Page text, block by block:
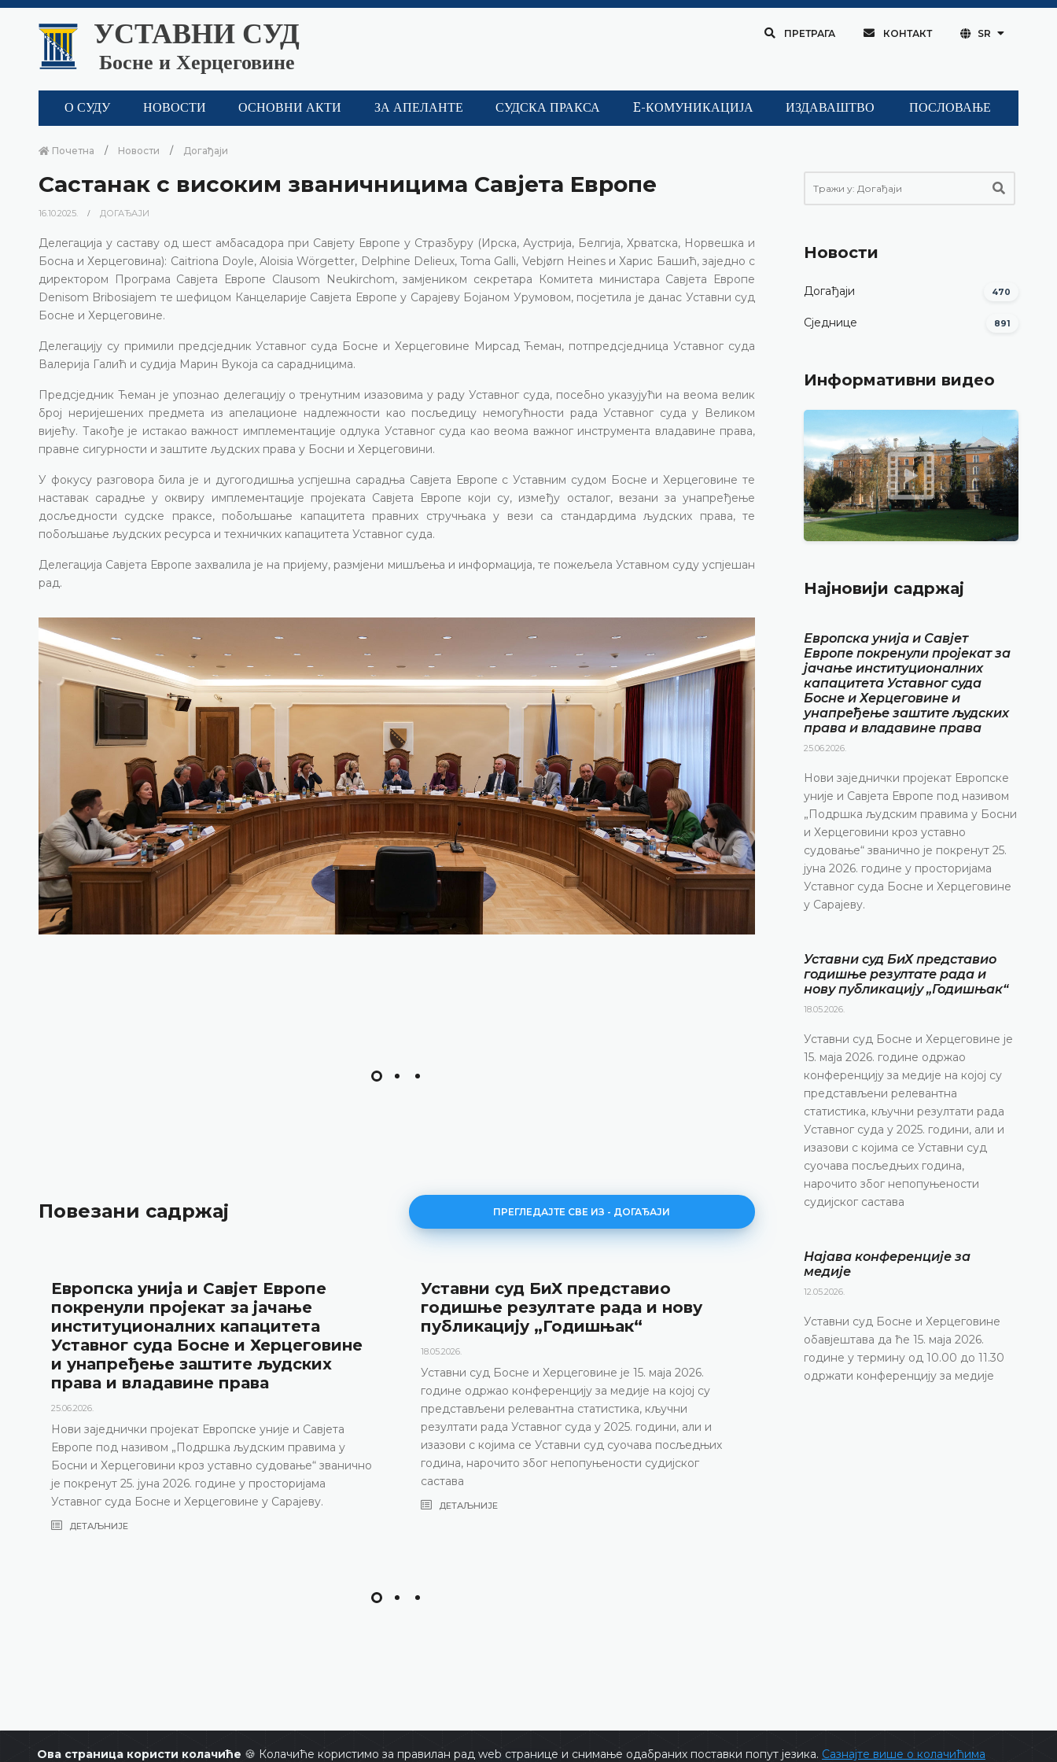
Ова страница користи колачиће 🍪 Колачиће користимо за правилан рад web странице и снимање одабраних поставки попут језика. Сазнајте више о колачићима
УСТАВНИ СУД
Босне и Херцеговине
ПРЕТРАГА КОНТАКТ SR
О СУДУ НОВОСТИ ОСНОВНИ АКТИ ЗА АПЕЛАНТЕ СУДСКА ПРАКСА E-КОМУНИКАЦИЈА ИЗДАВАШТВО ПОСЛОВАЊЕ
Почетна Новости Догађаји
Састанак с високим званичницима Савјета Европе
16.10.2025. ДОГАЂАЈИ
Делегација у саставу од шест амбасадора при Савјету Европе у Стразбуру (Ирска, Аустрија, Белгија, Хрватска, Норвешка и
Босна и Херцеговина): Caitriona Doyle, Aloisia Wörgetter, Delphine Delieux, Toma Galli, Vebjørn Heines и Харис Башић, заједно с
директором Програма Савјета Европе Clausom Neukirchom, замјеником секретара Комитета министара Савјета Европе
Denisom Bribosiajem те шефицом Канцеларије Савјета Европе у Сарајеву Бојаном Урумовом, посјетила је данас Уставни суд
Босне и Херцеговине.
Делегацију су примили предсједник Уставног суда Босне и Херцеговине Мирсад Ћеман, потпредсједница Уставног суда
Валерија Галић и судија Марин Вукоја са сарадницима.
Предсједник Ћеман је упознао делегацију о тренутним изазовима у раду Уставног суда, посебно указујући на веома велик
број неријешених предмета из апелационе надлежности као посљедицу немогућности рада Уставног суда у Великом
вијећу. Такође је истакао важност имплементације одлука Уставног суда као веома важног инструмента владавине права,
правне сигурности и заштите људских права у Босни и Херцеговини.
У фокусу разговора била је и дугогодишња успјешна сарадња Савјета Европе с Уставним судом Босне и Херцеговине те
наставак сарадње у оквиру имплементације пројеката Савјета Европе који су, између осталог, везани за унапређење
досљедности судске праксе, побољшање капацитета правних стручњака у вези са стандардима људских права, те
побољшање људских ресурса и техничких капацитета Уставног суда.
Делегација Савјета Европе захвалила је на пријему, размјени мишљења и информација, те пожељела Уставном суду успјешан
рад.
Повезани садржај ПРЕГЛЕДАЈТЕ СВЕ ИЗ - ДОГАЂАЈИ
Европска унија и Савјет Европе
покренули пројекат за јачање
институционалних капацитета
Уставног суда Босне и Херцеговине
и унапређење заштите људских
права и владавине права
25.06.2026.
Нови заједнички пројекат Европске уније и Савјета
Европе под називом „Подршка људским правима у
Босни и Херцеговини кроз уставно судовање“ званично
је покренут 25. јуна 2026. године у просторијама
Уставног суда Босне и Херцеговине у Сарајеву.
ДЕТАЉНИЈЕ
Уставни суд БиХ представио
годишње резултате рада и нову
публикацију „Годишњак“
18.05.2026.
Уставни суд Босне и Херцеговине је 15. маја 2026.
године одржао конференцију за медије на којој су
представљени релевантна статистика, кључни
резултати рада Уставног суда у 2025. години, али и
изазови с којима се Уставни суд суочава посљедњих
година, нарочито због непопуњености судијског
састава
ДЕТАЉНИЈЕ
Најава конференције за
Уставни суд Босне и Херцеговине
маја 2026. године у термину од 10.00 до 11.30
конференцију за медије
Новости
Догађаји 470
Сједнице 891
Информативни видео
Најновији садржај
Европска унија и Савјет
Европе покренули пројекат за
јачање институционалних
капацитета Уставног суда
Босне и Херцеговине и
унапређење заштите људских
права и владавине права
25.06.2026.
Нови заједнички пројекат Европске
уније и Савјета Европе под називом
„Подршка људским правима у Босни
и Херцеговини кроз уставно
судовање“ званично је покренут 25.
јуна 2026. године у просторијама
Уставног суда Босне и Херцеговине
у Сарајеву.
Уставни суд БиХ представио
годишње резултате рада и
нову публикацију „Годишњак“
18.05.2026.
Уставни суд Босне и Херцеговине је
15. маја 2026. године одржао
конференцију за медије на којој су
представљени релевантна
статистика, кључни резултати рада
Уставног суда у 2025. години, али и
изазови с којима се Уставни суд
суочава посљедњих година,
нарочито због непопуњености
судијског састава
Најава конференције за
медије
12.05.2026.
Уставни суд Босне и Херцеговине
обавјештава да ће 15. маја 2026.
године у термину од 10.00 до 11.30
одржати конференцију за медије